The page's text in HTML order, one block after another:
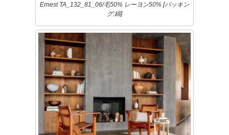
Ernest TA_132_81_06/毛50% レーヨン50% [バッキン
グ:綿]